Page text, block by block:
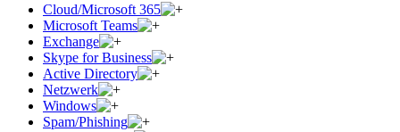
Cloud/Microsoft 365
Microsoft Teams
Exchange
Skype for Business
Active Directory
Netzwerk
Windows
Spam/Phishing